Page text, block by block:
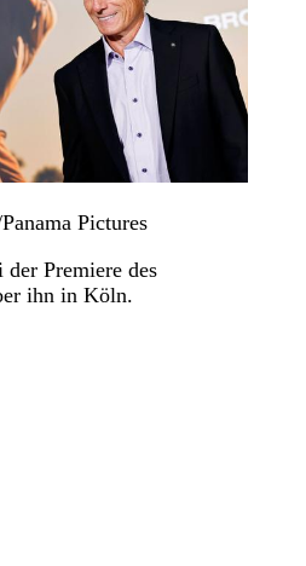
Pictures
Premiere des
ihn in Köln.